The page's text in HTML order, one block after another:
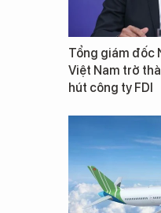
Tổng giám đốc
Việt Nam trở
hút công ty FDI